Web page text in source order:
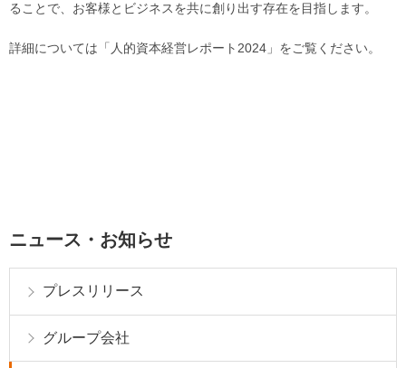
ることで、お客様とビジネスを共に創り出す存在を目指します。
詳細については「人的資本経営レポート2024」をご覧ください。
ニュース・お知らせ
プレスリリース
グループ会社